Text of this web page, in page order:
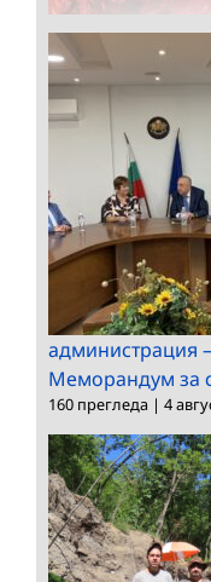
администрация
Меморандум за
160 прегледа | 4